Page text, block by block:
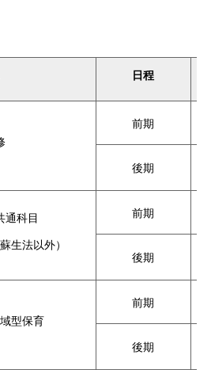
日程
前期
後期
通科目
生法以外）
前期
後期
型保育
前期
後期